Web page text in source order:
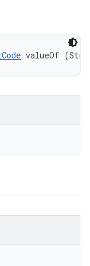
valueOf